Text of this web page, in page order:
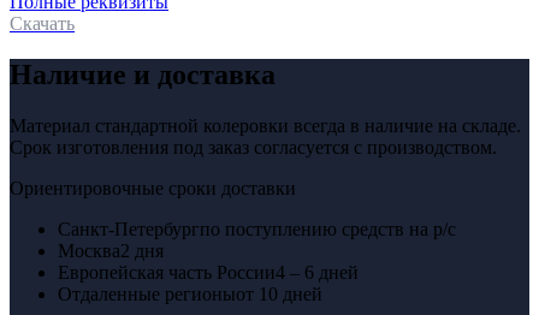
Скачать
Наличие и доставка
Материал стандартной колеровки всегда в наличие на складе.
Срок изготовления под заказ согласуется с производством.
Ориентировочные сроки доставки
Санкт-Петербургпо поступлению средств на р/с
Москва2 дня
Европейская часть России4 – 6 дней
Отдаленные регионыот 10 дней